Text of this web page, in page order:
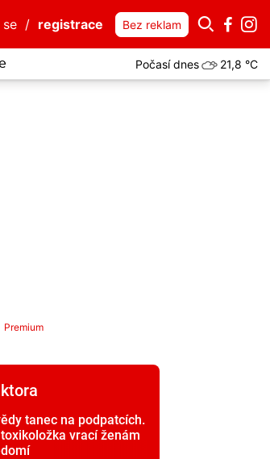
se / registrace Bez reklam
Počasí dnes 21,8 °C
Premium
tanec na podpatcích.
vrací ženám